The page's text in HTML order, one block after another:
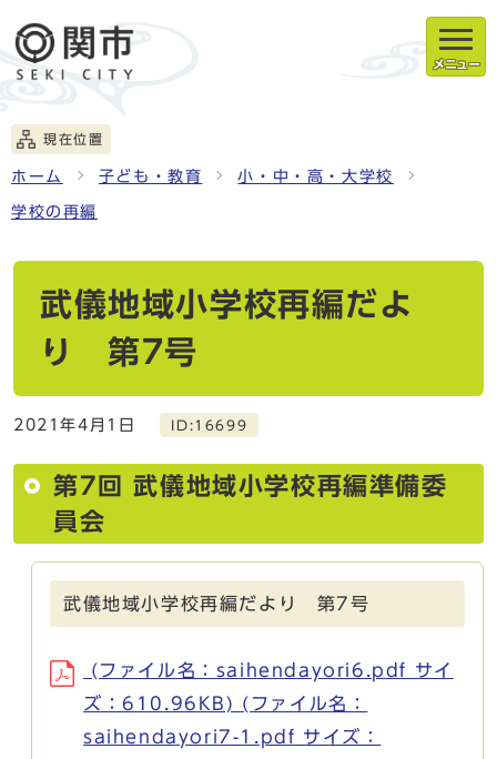
メニュー
現在位置
ホーム 子ども・教育 小・中・高・大学校
学校の再編
武儀地域小学校再編だよ
り 第7号
2021年4月1日 ID:16699
第7回 武儀地域小学校再編準備委
員会
武儀地域小学校再編だより 第7号
(ファイル名：saihendayori6.pdf サイ
ズ：610.96KB) (ファイル名：
saihendayori7-1.pdf サイズ：